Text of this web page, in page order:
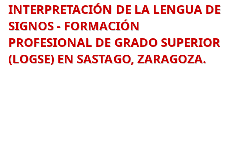
INTERPRETACIÓN DE LA LENGUA DE
SIGNOS - FORMACIÓN
PROFESIONAL DE GRADO SUPERIOR
(LOGSE) EN SASTAGO, ZARAGOZA.